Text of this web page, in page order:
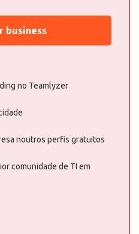
business
no Teamlyzer
noutros perfis gratuitos
comunidade de TI em